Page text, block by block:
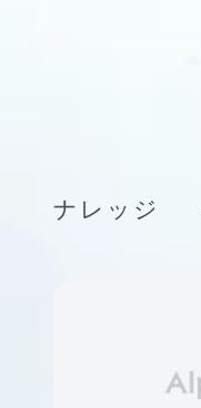
ナレッジ